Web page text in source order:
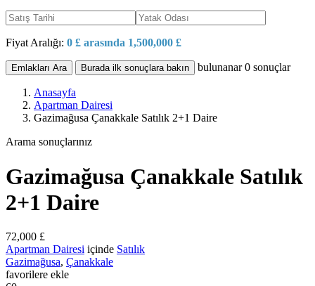
Fiyat Aralığı: 0 £ arasında 1,500,000 £
Emlakları Ara Burada ilk sonuçlara bakın bulunanar0 sonuçlar
Anasayfa
Apartman Dairesi
Gazimağusa Çanakkale Satılık 2+1 Daire
Arama sonuçlarınız
Gazimağusa Çanakkale Satılık
2+1 Daire
72,000 £
Apartman Dairesi içinde Satılık
Gazimağusa, Çanakkale
favorilere ekle